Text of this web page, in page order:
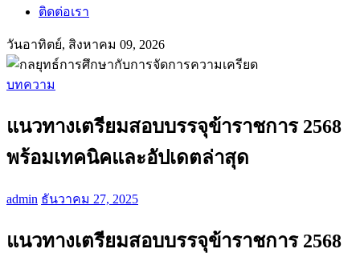
ติดต่อเรา
วันอาทิตย์, สิงหาคม 09, 2026
บทความ
แนวทางเตรียมสอบบรรจุข้าราชการ 2568
พร้อมเทคนิคและอัปเดตล่าสุด
admin ธันวาคม 27, 2025
แนวทางเตรียมสอบบรรจุข้าราชการ 2568